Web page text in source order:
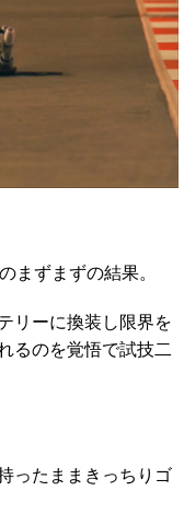
まずまずの結果。
リーに換装し限界を
るのを覚悟で試技二
ったままきっちりゴ